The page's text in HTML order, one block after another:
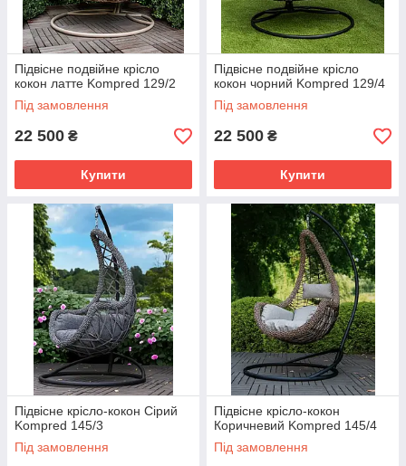
Підвісне подвійне крісло
кокон латте Kompred 129/2
Під замовлення
22 500 ₴
Купити
Підвісне подвійне крісло
кокон чорний Kompred 129/4
Під замовлення
22 500 ₴
Купити
Підвісне крісло-кокон Сірий
Kompred 145/3
Під замовлення
Підвісне крісло-кокон
Коричневий Kompred 145/4
Під замовлення